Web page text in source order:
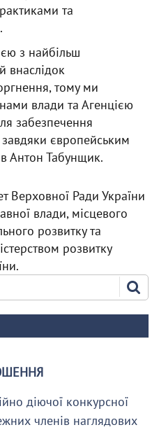
та
з найбільш
внаслідок
тому ми
влади та Агенцією
забезпечення
європейським
Антон Табунщик.
Верховної Ради України
влади, місцевого
розвитку та
розвитку
діючої конкурсної
членів наглядових